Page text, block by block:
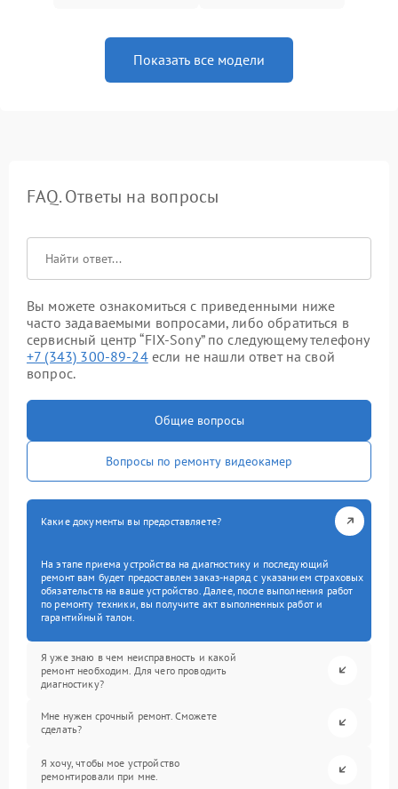
Показать все модели
FAQ. Ответы на вопросы
Вы можете ознакомиться с приведенными ниже
часто задаваемыми вопросами, либо обратиться в
сервисный центр “FIX-Sony” по следующему телефону
+7 (343) 300-89-24если не нашли ответ на свой
вопрос.
Общие вопросы
Вопросы по ремонту видеокамер
Какие документы вы предоставляете?
На этапе приема устройства на диагностику и последующий
ремонт вам будет предоставлен заказ-наряд с указанием страховых
обязательств на ваше устройство. Далее, после выполнения работ
по ремонту техники, вы получите акт выполненных работ и
гарантийный талон.
Я уже знаю в чем неисправность и какой
ремонт необходим. Для чего проводить
диагностику?
Мне нужен срочный ремонт. Сможете
сделать?
Я хочу, чтобы мое устройство
ремонтировали при мне.